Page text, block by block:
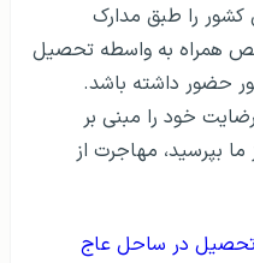
کشور را طبق مدارک
همراه به واسطه تحصیل
حضور داشته باشد.
رضایت خود را مبنی بر
بپرسید، مهاجرت از
در ساحل عاج